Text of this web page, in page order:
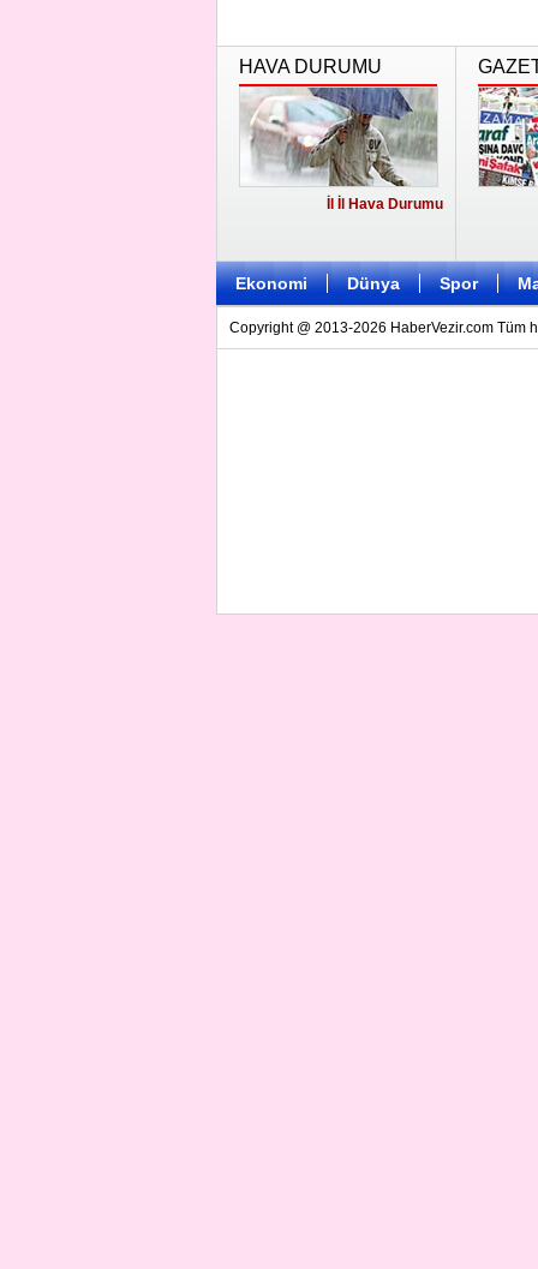
HAVA DURUMU
İl İl Hava Durumu
Ekonomi Dünya Spor
Copyright @ 2013-2026 HaberVezir.com Tüm